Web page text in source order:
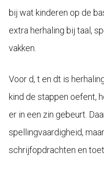
bij wat kinderen op de
extra herhaling bij taal,
vakken.
Voor d, t en dt is
kind de stappen oefent,
er in een zin gebeurt.
spellingvaardigheid,
schrijfopdrachten en